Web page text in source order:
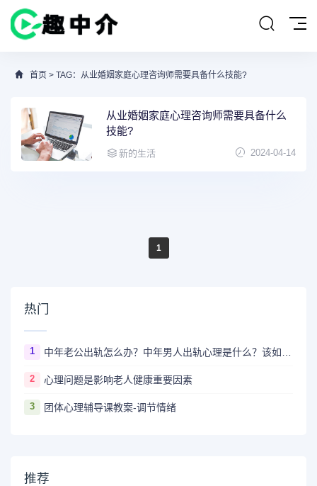
首页 > TAG：从业婚姻家庭心理咨询师需要具备什么技能?
从业婚姻家庭心理咨询师需要具备什么
技能?
新的生活 2024-04-14
1
热门
1 中年老公出轨怎么办？中年男人出轨心理是什么？该如何让他回归？
2 心理问题是影响老人健康重要因素
3 团体心理辅导课教案-调节情绪
推荐